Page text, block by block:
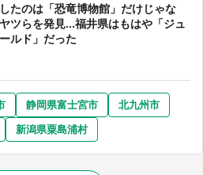
たのは「恐竜博物館」だけじゃな
ツらを発見...福井県はもはや「ジュ
ルド」だった
静岡県富士宮市
北九州市
新潟県粟島浦村